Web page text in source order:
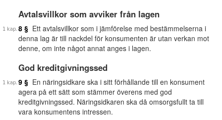
Avtalsvillkor som avviker från lagen
8 § Ett avtalsvillkor som i jämförelse med bestämmelserna i
denna lag är till nackdel för konsumenten är utan verkan mot
denne, om inte något annat anges i lagen.
God kreditgivningssed
9 § En näringsidkare ska i sitt förhållande till en konsument
agera på ett sätt som stämmer överens med god
kreditgivningssed. Näringsidkaren ska då omsorgsfullt ta till
vara konsumentens intressen.